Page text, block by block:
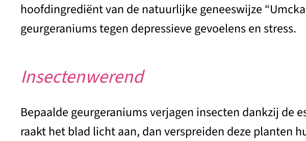
hoofdingrediënt van de natuurlijke geneeswijze
geurgeraniums tegen depressieve gevoelens en stress.
Insectenwerend
Bepaalde geurgeraniums verjagen insecten dankzij de
raakt het blad licht aan, dan verspreiden deze planten